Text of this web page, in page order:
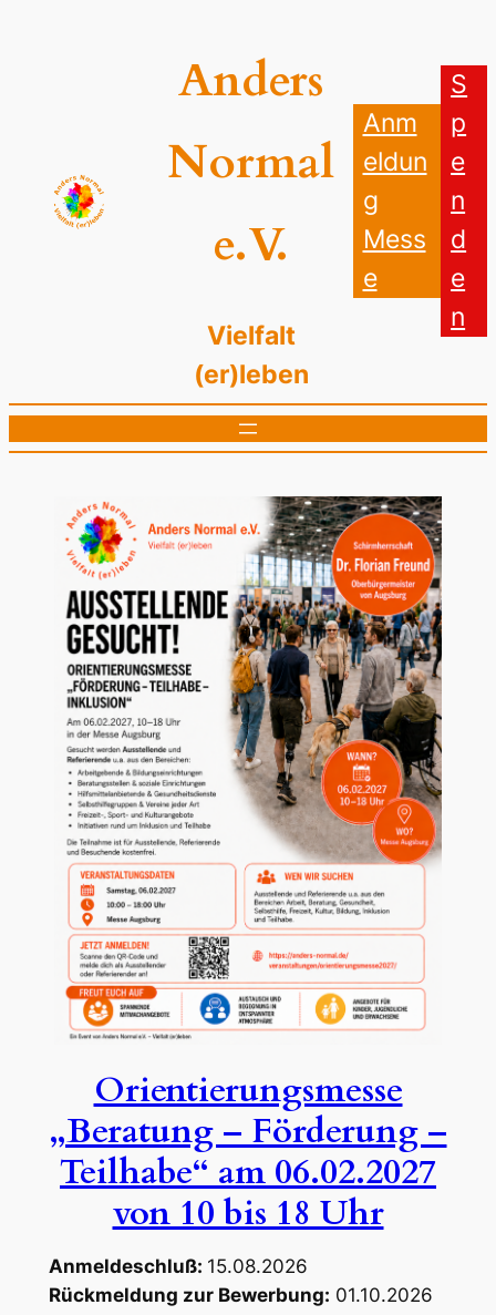
Anders
Normal
e.V.
Vielfalt
(er)leben
Anm
eldun
g
Mess
e
S
p
e
n
d
e
n
Orientierungsmesse
„Beratung – Förderung –
Teilhabe“ am 06.02.2027
von 10 bis 18 Uhr
Anmeldeschluß: 15.08.2026
Rückmeldung zur Bewerbung: 01.10.2026